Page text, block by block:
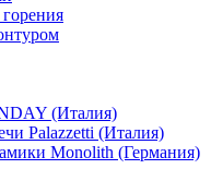
(Италия)
Palazzetti (Италия)
Monolith (Германия)